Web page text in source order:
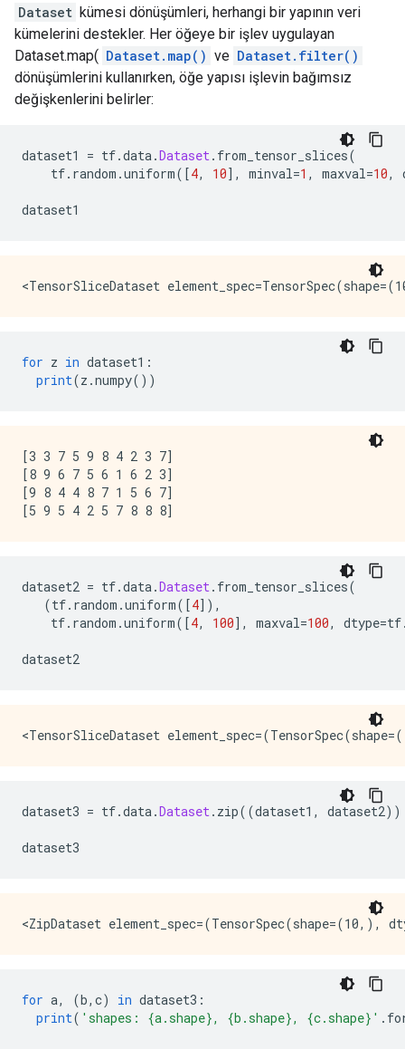
Dataset kümesi dönüşümleri, herhangi bir yapının veri
kümelerini destekler. Her öğeye bir işlev uygulayan
Dataset.map( Dataset.map() ve Dataset.filter()
dönüşümlerini kullanırken, öğe yapısı işlevin bağımsız
değişkenlerini belirler:
dataset1 = tf.data.Dataset. from_tensor_slices(
tf. random .uniform([4, 10], minval=1 , maxval=10,
dataset1
for z in dataset1 :
print(z .numpy())
[3 3 7 5 9 8 4 2 3 7]
[8 9 6 7 5 6 1 6 2 3]
[9 8 4 4 8 7 1 5 6 7]
dataset2 = tf.data.Dataset. from_tensor_slices(
(tf. random .uniform([4]),
tf. random .uniform([4, 100], maxval=100, dtype=tf
dataset2
dataset3 = tf.data.Dataset. zip((dataset1 , dataset2))
dataset3
for a, (b, c) in dataset3 :
print( 'shapes: {a.shape}, {b.shape}, {c.shape}' .